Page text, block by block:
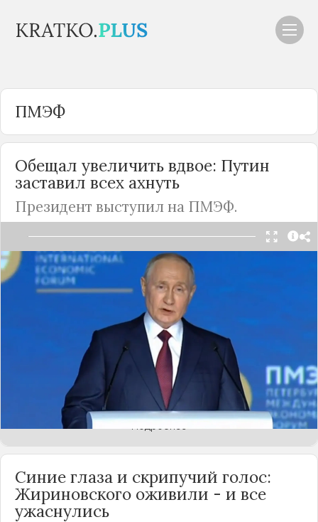
ПМЭФ
Обещал увеличить вдвое: Путин
заставил всех ахнуть
Президент выступил на ПМЭФ.
В Санкт-Петербурге
проходит ежегодный
Международный экономический форум, куда
съехались представители бизнес-элиты,
знаменитости и общественные деятели со всей
страны. Появились на мероприятии и
иностранные гости: самым почетный из них -
президент ОАЭ. Однако главным событием
ПМЭФ, конечно, стало выступление Владимира
Путина, сделавшего ряд громких заявлений.
Синие глаза и скрипучий голос:
Жириновского оживили - и все
ужаснулись